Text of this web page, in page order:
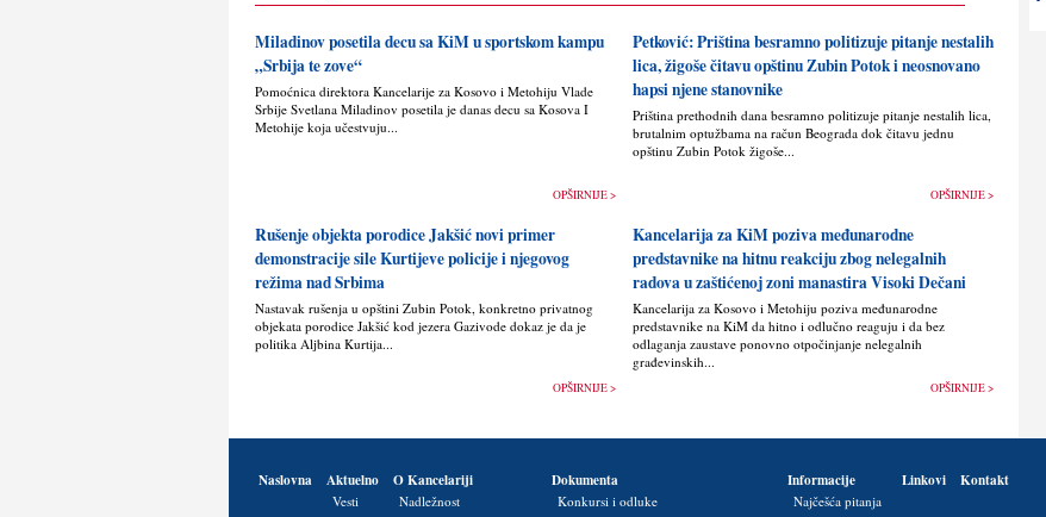
Miladinov posetila decu sa KiM u sportskom kampu
„Srbija te zove“
Pomoćnica direktora Kancelarije za Kosovo i Metohiju Vlade
Srbije Svetlana Miladinov posetila je danas decu sa Kosova I
Metohije koja učestvuju...
OPŠIRNIJE >
Petković: Priština besramno politizuje pitanje nestalih
lica, žigoše čitavu opštinu Zubin Potok i neosnovano
hapsi njene stanovnike
Priština prethodnih dana besramno politizuje pitanje nestalih lica,
brutalnim optužbama na račun Beograda dok čitavu jednu
opštinu Zubin Potok žigoše...
OPŠIRNIJE >
Rušenje objekta porodice Jakšić novi primer
demonstracije sile Kurtijeve policije i njegovog
režima nad Srbima
Nastavak rušenja u opštini Zubin Potok, konkretno privatnog
objekata porodice Jakšić kod jezera Gazivode dokaz je da je
politika Alјbina Kurtija...
OPŠIRNIJE >
Kancelarija za KiM poziva međunarodne
predstavnike na hitnu reakciju zbog nelegalnih
radova u zaštićenoj zoni manastira Visoki Dečani
Kancelarija za Kosovo i Metohiju poziva međunarodne
predstavnike na KiM da hitno i odlučno reaguju i da bez
odlaganja zaustave ponovno otpočinjanje nelegalnih
građevinskih...
OPŠIRNIJE >
Naslovna Aktuelno
Vesti
O Kancelariji
Nadležnost
Dokumenta
Konkursi i odluke
Informacije
Najčešća pitanja
Linkovi Kontakt